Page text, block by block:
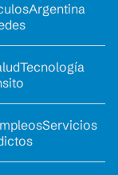
Argentina
Tecnología
Servicios